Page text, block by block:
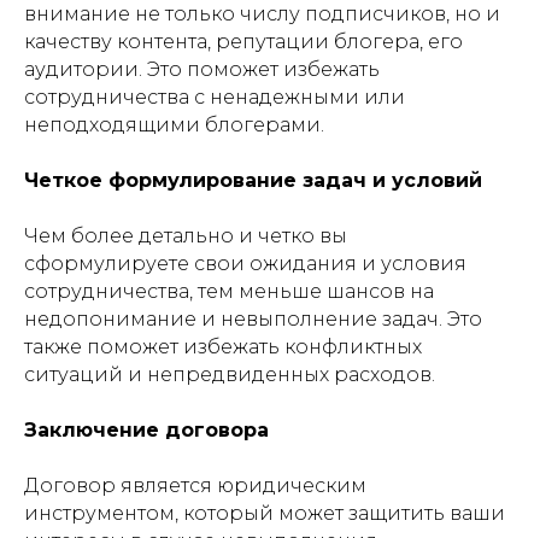
внимание не только числу подписчиков, но и
качеству контента, репутации блогера, его
аудитории. Это поможет избежать
сотрудничества с ненадежными или
неподходящими блогерами.
Четкое формулирование задач и условий
Чем более детально и четко вы
сформулируете свои ожидания и условия
сотрудничества, тем меньше шансов на
недопонимание и невыполнение задач. Это
также поможет избежать конфликтных
ситуаций и непредвиденных расходов.
Заключение договора
Договор является юридическим
инструментом, который может защитить ваши